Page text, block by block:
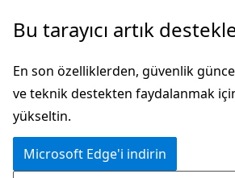
Ana
atla
Bu tarayıcı artık
En son özelliklerden, güvenlik
ve teknik destekten faydalanmak
yükseltin.
Microsoft Edge'i indirin